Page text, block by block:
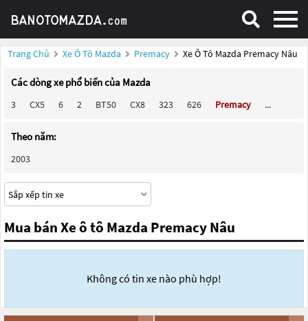
Trang Chủ Xe Ô Tô Mazda Premacy Xe Ô Tô Mazda Premacy Nâu
Các dòng xe phổ biến của Mazda
3 CX5 6 2 BT50 CX8 323 626 Premacy ...
Theo năm:
2003
Mua bán Xe ô tô Mazda Premacy Nâu
Không có tin xe nào phù hợp!